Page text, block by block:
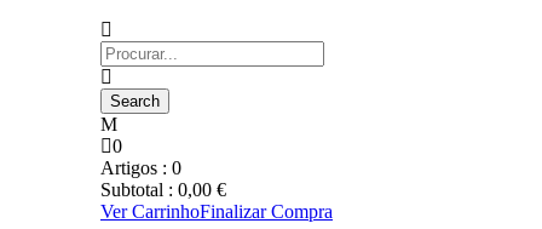
0
Artigos : 0
Subtotal : 0,00 €
Ver CarrinhoFinalizar Compra